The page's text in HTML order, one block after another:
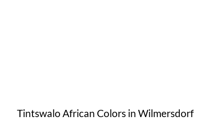
Tintswalo African Colors in Wilmersdorf